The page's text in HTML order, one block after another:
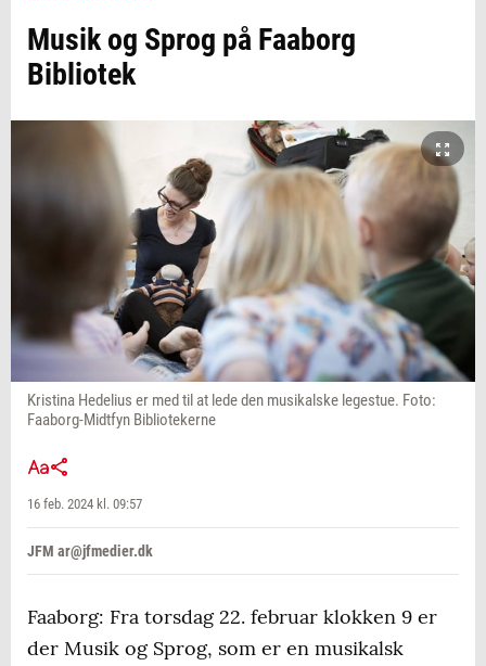
Musik og Sprog på Faaborg
Bibliotek
Kristina Hedelius er med til at lede den musikalske legestue. Foto:
Faaborg-Midtfyn Bibliotekerne
16 feb. 2024 kl. 09:57
JFM ar@jfmedier.dk
Faaborg: Fra torsdag 22. februar klokken 9 er
der Musik og Sprog, som er en musikalsk